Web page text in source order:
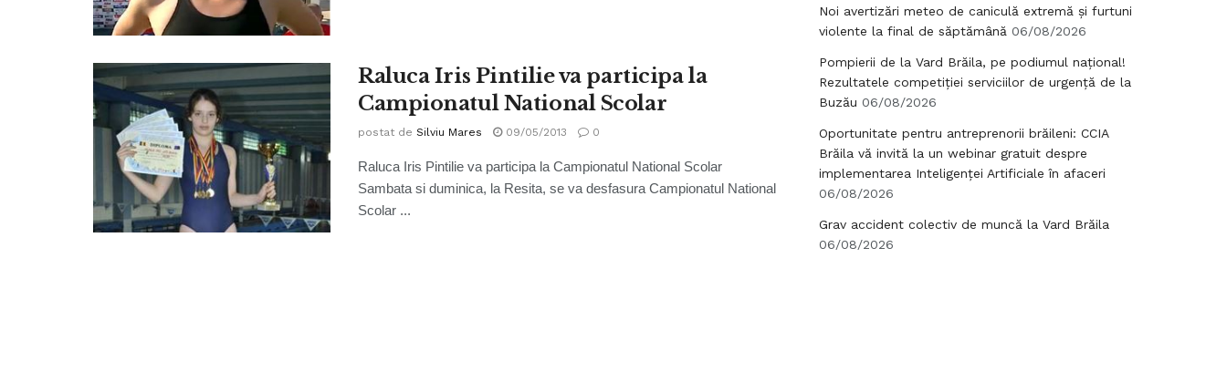
Raluca Iris Pintilie va participa la
Campionatul National Scolar
postat de Silviu Mares 09/05/2013 0
Raluca Iris Pintilie va participa la Campionatul National Scolar
Sambata si duminica, la Resita, se va desfasura Campionatul National
Scolar ...
Noi avertizări meteo de caniculă extremă și furtuni
violente la final de săptămână 06/08/2026
Pompierii de la Vard Brăila, pe podiumul național!
Rezultatele competiției serviciilor de urgență de la
Buzău 06/08/2026
Oportunitate pentru antreprenorii brăileni: CCIA
Brăila vă invită la un webinar gratuit despre
implementarea Inteligenței Artificiale în afaceri
06/08/2026
Grav accident colectiv de muncă la Vard Brăila
06/08/2026